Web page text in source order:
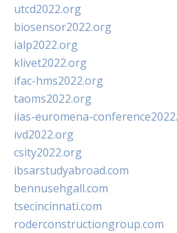
utcd2022.org
biosensor2022.org
ialp2022.org
klivet2022.org
ifac-hms2022.org
taoms2022.org
iias-euromena-
ivd2022.org
csity2022.org
ibsarstudyabroad.com
bennusehgall.com
tsecincinnati.com
roderconstructiongroup.com